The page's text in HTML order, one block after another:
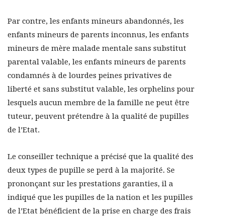
Par contre, les enfants mineurs abandonnés, les
enfants mineurs de parents inconnus, les enfants
mineurs de mère malade mentale sans substitut
parental valable, les enfants mineurs de parents
condamnés à de lourdes peines privatives de
liberté et sans substitut valable, les orphelins pour
lesquels aucun membre de la famille ne peut être
tuteur, peuvent prétendre à la qualité de pupilles
de l’Etat.
Le conseiller technique a précisé que la qualité des
deux types de pupille se perd à la majorité. Se
prononçant sur les prestations garanties, il a
indiqué que les pupilles de la nation et les pupilles
de l’Etat bénéficient de la prise en charge des frais